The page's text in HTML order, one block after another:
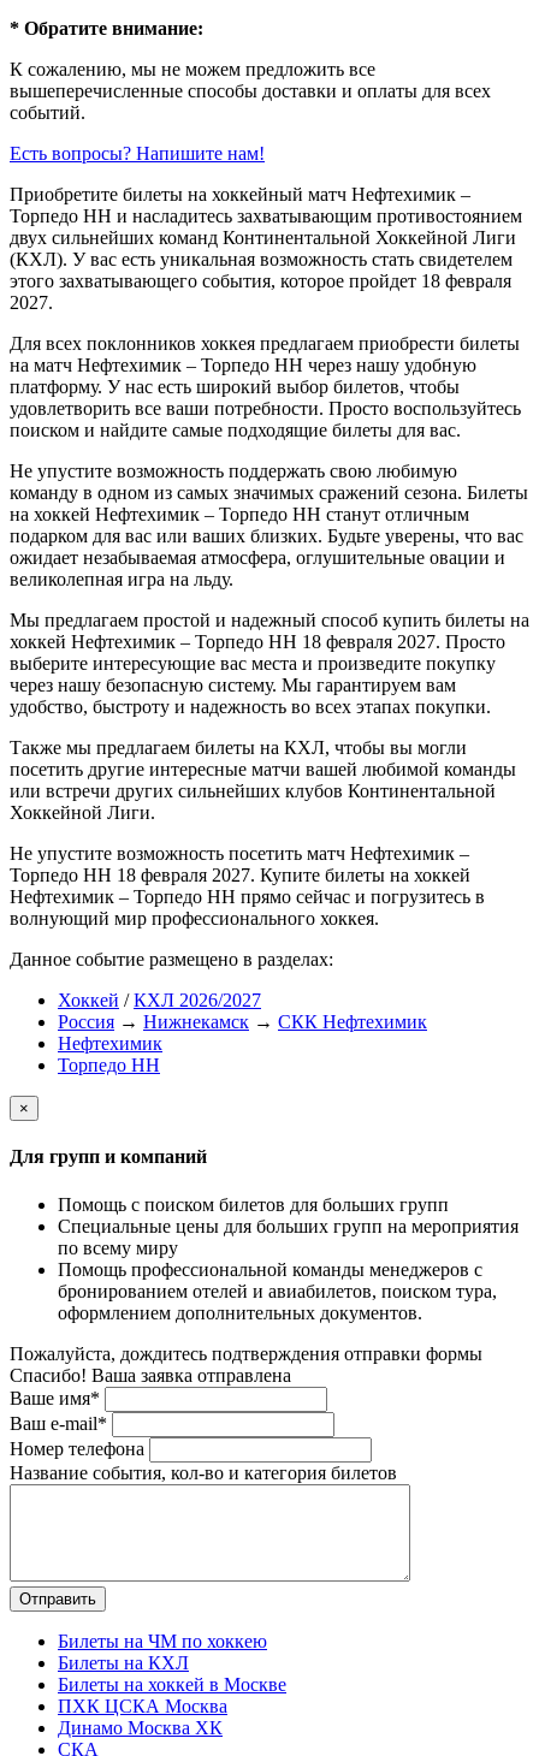
* Обратите внимание:
К сожалению, мы не можем предложить все
вышеперечисленные способы доставки и оплаты для всех
событий.
Есть вопросы? Напишите нам!
Приобретите билеты на хоккейный матч Нефтехимик –
Торпедо НН и насладитесь захватывающим противостоянием
двух сильнейших команд Континентальной Хоккейной Лиги
(КХЛ). У вас есть уникальная возможность стать свидетелем
этого захватывающего события, которое пройдет 18 февраля
2027.
Для всех поклонников хоккея предлагаем приобрести билеты
на матч Нефтехимик – Торпедо НН через нашу удобную
платформу. У нас есть широкий выбор билетов, чтобы
удовлетворить все ваши потребности. Просто воспользуйтесь
поиском и найдите самые подходящие билеты для вас.
Не упустите возможность поддержать свою любимую
команду в одном из самых значимых сражений сезона. Билеты
на хоккей Нефтехимик – Торпедо НН станут отличным
подарком для вас или ваших близких. Будьте уверены, что вас
ожидает незабываемая атмосфера, оглушительные овации и
великолепная игра на льду.
Мы предлагаем простой и надежный способ купить билеты на
хоккей Нефтехимик – Торпедо НН 18 февраля 2027. Просто
выберите интересующие вас места и произведите покупку
через нашу безопасную систему. Мы гарантируем вам
удобство, быстроту и надежность во всех этапах покупки.
Также мы предлагаем билеты на КХЛ, чтобы вы могли
посетить другие интересные матчи вашей любимой команды
или встречи других сильнейших клубов Континентальной
Хоккейной Лиги.
Не упустите возможность посетить матч Нефтехимик –
Торпедо НН 18 февраля 2027. Купите билеты на хоккей
Нефтехимик – Торпедо НН прямо сейчас и погрузитесь в
волнующий мир профессионального хоккея.
Данное событие размещено в разделах:
Хоккей /КХЛ 2026/2027
Россия → Нижнекамск → СКК Нефтехимик
Нефтехимик
Торпедо НН
×
Для групп и компаний
Помощь с поиском билетов для больших групп
Специальные цены для больших групп на мероприятия
по всему миру
Помощь профессиональной команды менеджеров с
бронированием отелей и авиабилетов, поиском тура,
оформлением дополнительных документов.
Пожалуйста, дождитесь подтверждения отправки формы
Спасибо! Ваша заявка отправлена
Ваше имя*
Ваш e-mail*
Номер телефона
Название события, кол-во и категория билетов
Билеты на ЧМ по хоккею
Билеты на КХЛ
Билеты на хоккей в Москве
ПХК ЦСКА Москва
Динамо Москва ХК
СКА